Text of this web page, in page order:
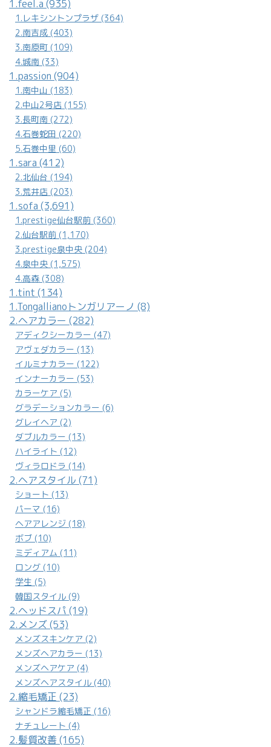
1.feel.a (935)
1.レキシントンプラザ (364)
2.南吉成 (403)
3.南原町 (109)
4.城南 (33)
1.passion (904)
1.南中山 (183)
2.中山2号店 (155)
3.長町南 (272)
4.石巻蛇田 (220)
5.石巻中里 (60)
1.sara (412)
2.北仙台 (194)
3.荒井店 (203)
1.sofa (3,691)
1.prestige仙台駅前 (360)
2.仙台駅前 (1,170)
3.prestige泉中央 (204)
4.泉中央 (1,575)
4.高森 (308)
1.tint (134)
1.Tongallianoトンガリアーノ (8)
2.ヘアカラー (282)
アディクシーカラー (47)
アヴェダカラー (13)
イルミナカラー (122)
インナーカラー (53)
カラーケア (5)
グラデーションカラー (6)
グレイヘア (2)
ダブルカラー (13)
ハイライト (12)
ヴィラロドラ (14)
2.ヘアスタイル (71)
ショート (13)
パーマ (16)
ヘアアレンジ (18)
ボブ (10)
ミディアム (11)
ロング (10)
学生 (5)
韓国スタイル (9)
2.ヘッドスパ (19)
2.メンズ (53)
メンズスキンケア (2)
メンズヘアカラー (13)
メンズヘアケア (4)
メンズヘアスタイル (40)
2.縮毛矯正 (23)
シャンドラ縮毛矯正 (16)
ナチュレート (4)
2.髪質改善 (165)